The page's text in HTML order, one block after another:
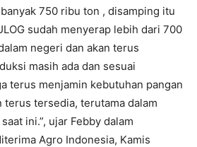
750 ribu ton , disamping itu
sudah menyerap lebih dari 700
negeri dan akan terus
masih ada dan sesuai
terus menjamin kebutuhan pangan
terus tersedia, terutama dalam
ini.”, ujar Febby dalam
Agro Indonesia, Kamis